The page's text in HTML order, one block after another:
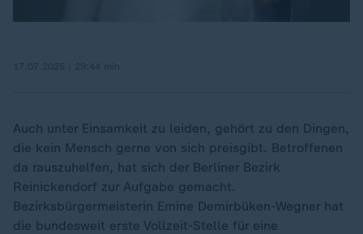
Auch unter Einsamkeit zu leiden, gehört zu den Dingen,
die kein Mensch gerne von sich preisgibt. Betroffenen
da rauszuhelfen, hat sich der Berliner Bezirk
Reinickendorf zur Aufgabe gemacht.
Bezirksbürgermeisterin Emine Demirbüken-Wegner hat
die bundesweit erste Vollzeit-Stelle für eine